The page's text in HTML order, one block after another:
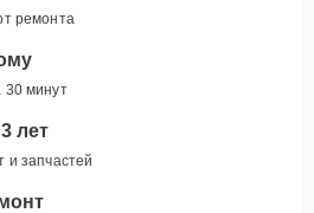
ремонта
30 минут
лет
и запчастей